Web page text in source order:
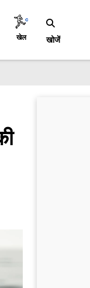
खेल खोजें